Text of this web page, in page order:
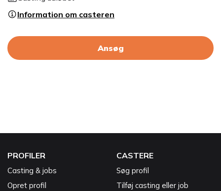
Information om casteren
Ansøg
PROFILER
Casting & jobs
Opret profil
CASTERE
Søg profil
Tilføj casting eller job